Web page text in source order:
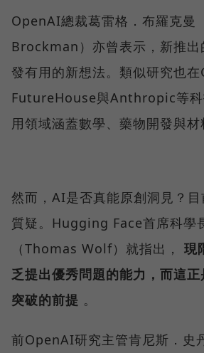
OpenAI總裁葛雷格．布羅克曼
Brockman）亦曾表示，新推出
發有用的新想法。類似研究也在
FutureHouse與Anthropic等科
用領域涵蓋數學、藥物開發與材
然而，AI是否真能原創洞見？
質疑。Hugging Face首席科學
（Thomas Wolf）就指出， 現
乏提出優秀問題的能力，而這
突破的前提 。
前OpenAI研究主管肯尼斯．史